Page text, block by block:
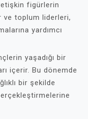
figürlerin
ve toplum liderleri,
yardımcı
yaşadığı bir
içerir. Bu dönemde
bir şekilde